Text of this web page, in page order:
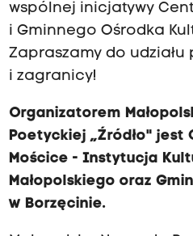
wspólnej inicjatywy
i Gminnego Ośrodka
Zapraszamy do udziału
i zagranicy!
Organizatorem
Poetyckiej „Źródło" jest
Mościce - Instytucja
Małopolskiego oraz
w Borzęcinie.